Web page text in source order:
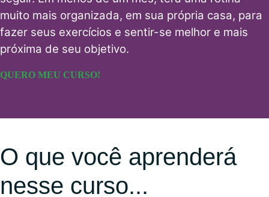
muito mais organizada, em sua própria casa, para
fazer seus exercícios e sentir-se melhor e mais
próxima de seu objetivo.
QUERO MEU CURSO!
O que você aprenderá
nesse curso...